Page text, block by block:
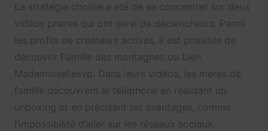
La stratégie choisie a été de se concentrer sur deux
vidéos phares qui ont servi de déclencheurs. Parmi
les profils de créateurs activés, il est possible de
découvrir Famille des montagnes ou bien
Mademoisellesvp. Dans leurs vidéos, les mères de
famille découvrent le téléphone en réalisant un
unboxing et en précisant les avantages, comme
l’impossibilité d’aller sur les réseaux sociaux.